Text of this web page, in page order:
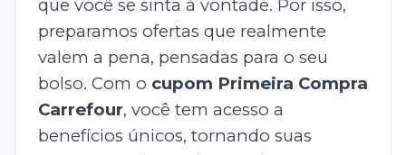
que você se sinta à vontade. Por isso,
preparamos ofertas que realmente
valem a pena, pensadas para o seu
bolso. Com o cupom Primeira Compra
Carrefour, você tem acesso a
benefícios únicos, tornando suas